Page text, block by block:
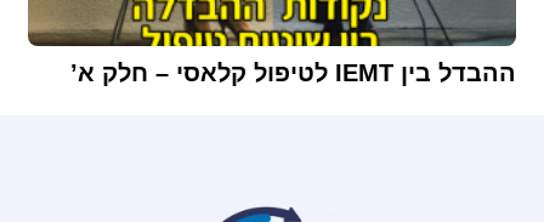
ההבדל בין IEMT לטיפול קלאסי – חלק א’